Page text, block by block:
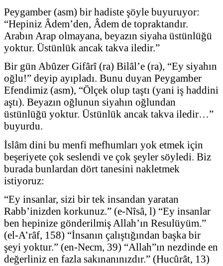
Peygamber (asm) bir hadiste şöyle buyuruyor:
“Hepiniz Âdem’den, Âdem de topraktandır.
Arabın Arap olmayana, beyazın siyaha üstünlüğü
yoktur. Üstünlük ancak takva iledir.”
Bir gün Abûzer Gifârî (ra) Bilâl’e (ra), “Ey siyahın
oğlu!” deyip ayıpladı. Bunu duyan Peygamber
Efendimiz (asm), “Ölçek olup taştı (yani iş haddini
aştı). Beyazın oğlunun siyahın oğlundan
üstünlüğü yoktur. Üstünlük ancak takva iledir…”
buyurdu.
İslâm dini bu menfi mefhumları yok etmek için
beşeriyete çok seslendi ve çok şeyler söyledi. Biz
burada bunlardan dört tanesini nakletmek
istiyoruz:
“Ey insanlar, sizi bir tek insandan yaratan
Rabb’inizden korkunuz.” (e-Nîsâ, l) “Ey insanlar
ben hepinize gönderilmiş Allah’ın Resulüyüm.”
(el-A’râf, 158) “İnsanın çalıştığından başka bir
şeyi yoktur.” (en-Necm, 39) “Allah”ın nezdinde en
değerliniz en fazla sakınanınızdır.” (Hucûrât, 13)